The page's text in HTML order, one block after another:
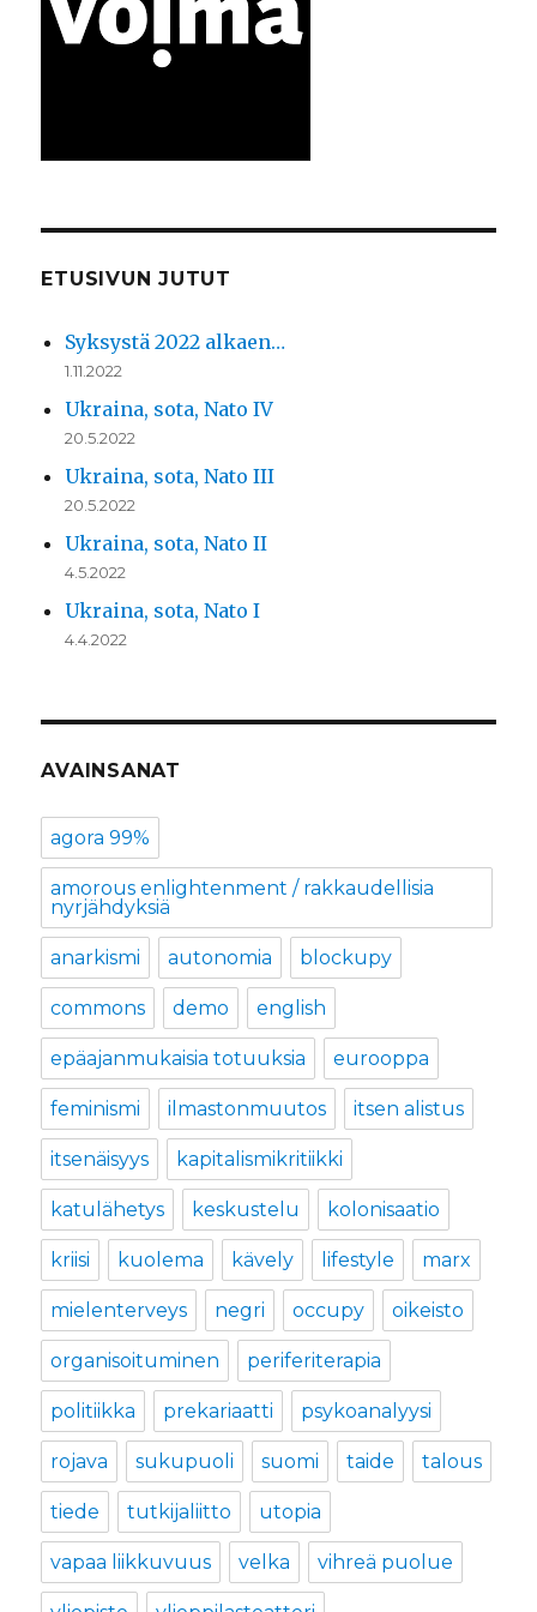
ETUSIVUN JUTUT
Syksystä 2022 alkaen…
1.11.2022
Ukraina, sota, Nato IV
20.5.2022
Ukraina, sota, Nato III
20.5.2022
Ukraina, sota, Nato II
4.5.2022
Ukraina, sota, Nato I
4.4.2022
AVAINSANAT
agora 99%
amorous enlightenment / rakkaudellisia
nyrjähdyksiä
anarkismi autonomia blockupy
commons demo english
epäajanmukaisia totuuksia eurooppa
feminismi ilmastonmuutos itsen alistus
itsenäisyys kapitalismikritiikki
katulähetys keskustelu kolonisaatio
kriisi kuolema kävely lifestyle marx
mielenterveys negri occupy oikeisto
organisoituminen periferiterapia
politiikka prekariaatti psykoanalyysi
rojava sukupuoli suomi taide talous
tiede tutkijaliitto utopia
vapaa liikkuvuus velka vihreä puolue